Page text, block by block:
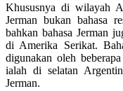
Khususnya di wilayah
Jerman bukan bahasa
bahkan bahasa Jerman
di Amerika Serikat.
digunakan oleh
ialah di selatan
Jerman.